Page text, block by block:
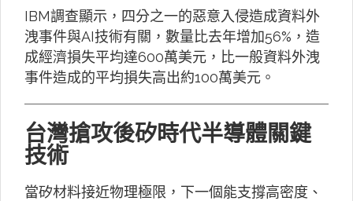
IBM調查顯示，四分之一的惡意入侵造成資料外
洩事件與AI技術有關，數量比去年增加56%，造
成經濟損失平均達600萬美元，比一般資料外洩
事件造成的平均損失高出約100萬美元。
台灣搶攻後矽時代半導體關鍵
技術
當矽材料接近物理極限，下一個能支撐高密度、